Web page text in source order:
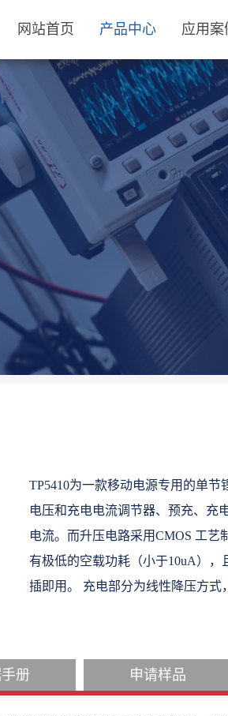
网站首页 产品中心 应用案
TP5410为一款移动电源专用的单
电压和充电电流调节器、预充、充
电流。而升压电路采用CMOS 工
有极低的空载功耗（小于10uA）
插即用。 充电部分为线性降压方式
册 申请样品